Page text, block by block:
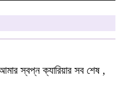
স্বপ্ন ক্যারিয়ার সব শেষ ,